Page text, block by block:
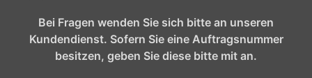
Bei Fragen wenden Sie sich bitte an unseren
Kundendienst. Sofern Sie eine Auftragsnummer
besitzen, geben Sie diese bitte mit an.